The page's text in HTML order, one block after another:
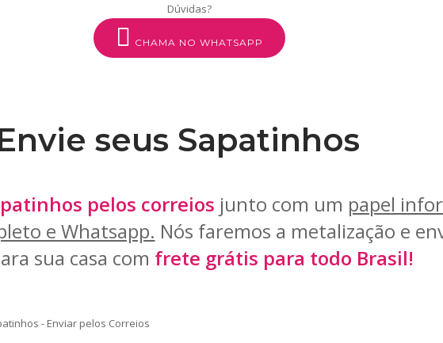
Dúvidas?
CHAMA NO WHATSAPP
seus Sapatinhos
pelos correios junto com um papel
e Whatsapp. Nós faremos a metalização e
sua casa com frete grátis para todo Brasil!